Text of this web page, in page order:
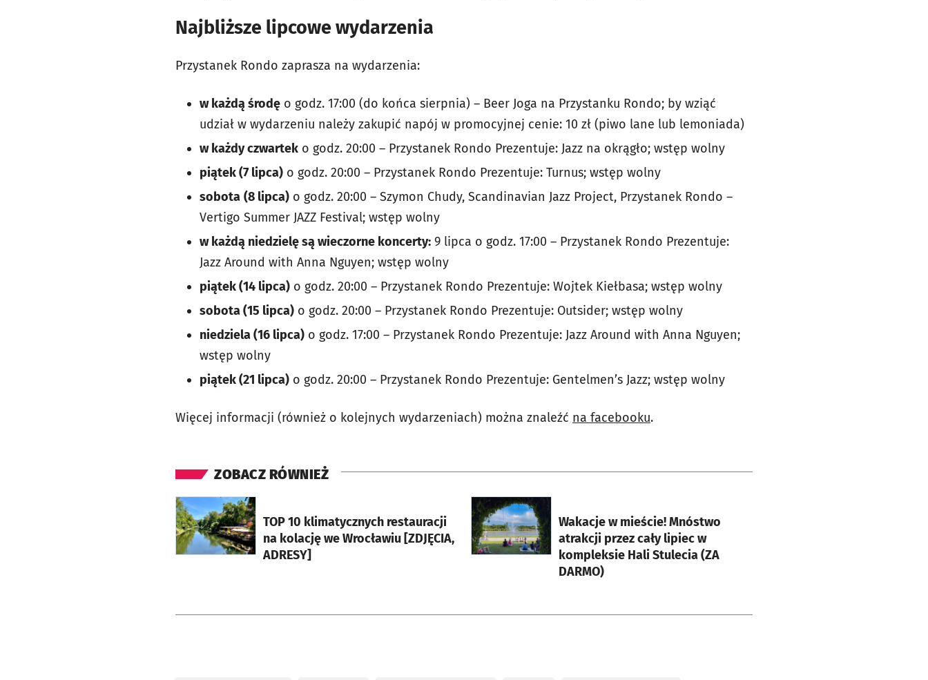
Najbliższe lipcowe wydarzenia
Przystanek Rondo zaprasza na wydarzenia:
w każdą środę o godz. 17:00 (do końca sierpnia) – Beer Joga na Przystanku Rondo; by wziąć
udział w wydarzeniu należy zakupić napój w promocyjnej cenie: 10 zł (piwo lane lub lemoniada)
w każdy czwartek o godz. 20:00 – Przystanek Rondo Prezentuje: Jazz na okrągło; wstęp wolny
piątek (7 lipca) o godz. 20:00 – Przystanek Rondo Prezentuje: Turnus; wstęp wolny
sobota (8 lipca) o godz. 20:00 – Szymon Chudy, Scandinavian Jazz Project, Przystanek Rondo –
Vertigo Summer JAZZ Festival; wstęp wolny
w każdą niedzielę są wieczorne koncerty: 9 lipca o godz. 17:00 – Przystanek Rondo Prezentuje:
Jazz Around with Anna Nguyen; wstęp wolny
piątek (14 lipca) o godz. 20:00 – Przystanek Rondo Prezentuje: Wojtek Kiełbasa; wstęp wolny
sobota (15 lipca) o godz. 20:00 – Przystanek Rondo Prezentuje: Outsider; wstęp wolny
niedziela (16 lipca) o godz. 17:00 – Przystanek Rondo Prezentuje: Jazz Around with Anna Nguyen;
wstęp wolny
piątek (21 lipca) o godz. 20:00 – Przystanek Rondo Prezentuje: Gentelmen’s Jazz; wstęp wolny
Więcej informacji (również o kolejnych wydarzeniach) można znaleźć na facebooku.
ZOBACZ RÓWNIEŻ
TOP 10 klimatycznych restauracji
na kolację we Wrocławiu [ZDJĘCIA,
ADRESY]
otworzy się w nowej karcie
Wakacje w mieście! Mnóstwo
atrakcji przez cały lipiec w
kompleksie Hali Stulecia (ZA
DARMO)
otworzy się w nowej karcie